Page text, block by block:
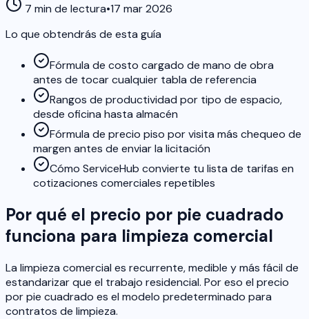
7 min de lectura•17 mar 2026
Lo que obtendrás de esta guía
Fórmula de costo cargado de mano de obra
antes de tocar cualquier tabla de referencia
Rangos de productividad por tipo de espacio,
desde oficina hasta almacén
Fórmula de precio piso por visita más chequeo de
margen antes de enviar la licitación
Cómo ServiceHub convierte tu lista de tarifas en
cotizaciones comerciales repetibles
Por qué el precio por pie cuadrado
funciona para limpieza comercial
La limpieza comercial es recurrente, medible y más fácil de
estandarizar que el trabajo residencial. Por eso el precio
por pie cuadrado es el modelo predeterminado para
contratos de limpieza.